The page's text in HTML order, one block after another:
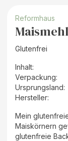
Reformhaus
Glutenfrei
Inhalt:
Verpackung:
Ursprungsland:
Hersteller:
Mein
Maiskörnern
glutenfreie